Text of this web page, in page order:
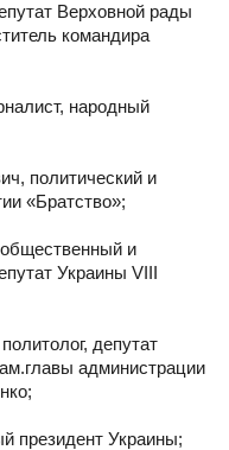
Верховной рады
командира
народный
политический и
«Братство»;
и
Украины VIII
депутат
администрации
президент Украины;